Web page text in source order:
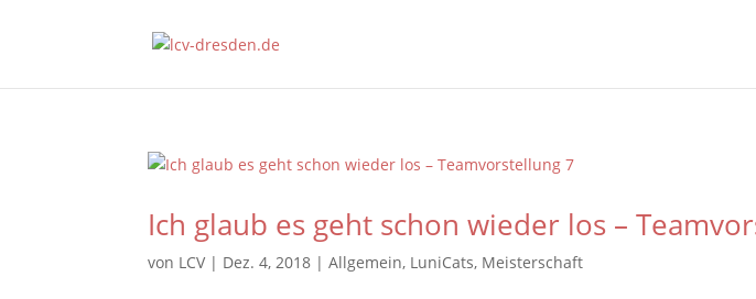
Ich glaub es geht schon wieder los –
von LCV | Dez. 4, 2018 |Allgemein, LuniCats, Meisterschaft